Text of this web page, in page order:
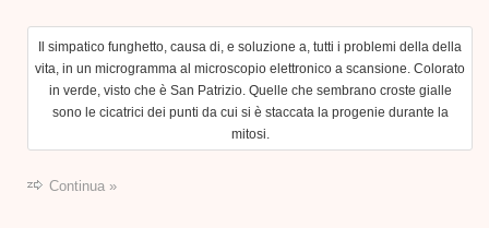
Il simpatico funghetto, causa di, e soluzione a, tutti i problemi della della
vita, in un microgramma al microscopio elettronico a scansione. Colorato
in verde, visto che è San Patrizio. Quelle che sembrano croste gialle
sono le cicatrici dei punti da cui si è staccata la progenie durante la
mitosi.
Continua »